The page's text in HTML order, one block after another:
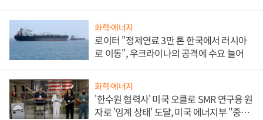
화학·에너지
로이터 "정제연료 3만 톤 한국에서 러시아
로 이동", 우크라이나의 공격에 수요 늘어
화학·에너지
'한수원 협력사' 미국 오클로 SMR 연구용 원
자로 '임계 상태' 도달, 미국 에너지부 "중요